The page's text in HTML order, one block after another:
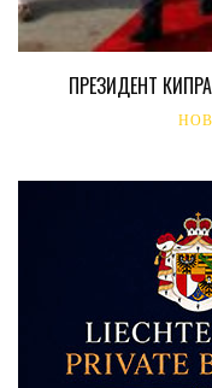
ПРЕЗИДЕНТ